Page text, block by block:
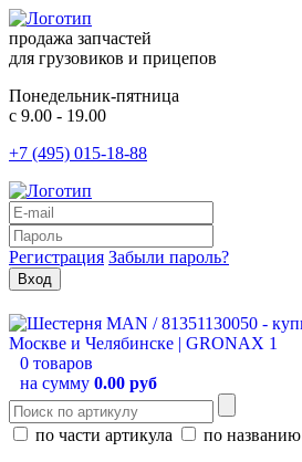
продажа запчастей
для грузовиков и прицепов
Понедельник-пятница
с 9.00 - 19.00
+7 (495) 015-18-88
Регистрация Забыли пароль?
0 товаров
на сумму 0.00 руб
по части артикула
по названию